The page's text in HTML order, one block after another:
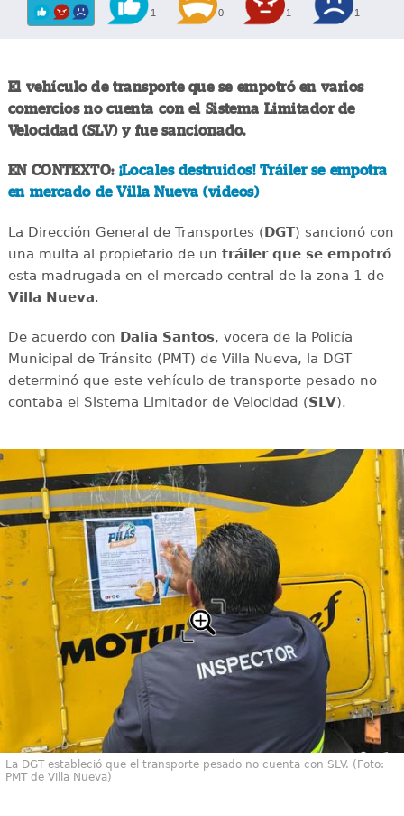
1 0 1 1
El vehículo de transporte que se empotró en varios
comercios no cuenta con el Sistema Limitador de
Velocidad (SLV) y fue sancionado.
EN CONTEXTO: ¡Locales destruidos! Tráiler se empotra
en mercado de Villa Nueva (videos)
La Dirección General de Transportes ( DGT) sancionó con
una multa al propietario de un tráiler que se empotró
esta madrugada en el mercado central de la zona 1 de
Villa Nueva.
De acuerdo con Dalia Santos, vocera de la Policía
Municipal de Tránsito (PMT) de Villa Nueva, la DGT
determinó que este vehículo de transporte pesado no
contaba el Sistema Limitador de Velocidad (SLV).
La DGT estableció que el transporte pesado no cuenta con SLV. (Foto:
PMT de Villa Nueva)